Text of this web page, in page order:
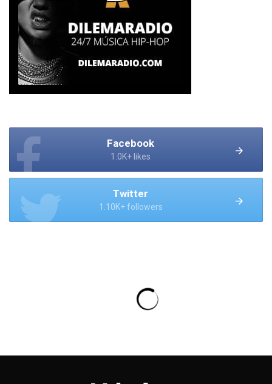
Facebook
1.0K+ likes
Twitter
1.10K+ followers